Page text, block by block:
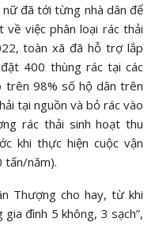
đã tới từng nhà dân để
việc phân loại rác thải
toàn xã đã hỗ trợ lắp
400 thùng rác tại các
trên 98% số hộ dân trên
tại nguồn và bỏ rác vào
rác thải sinh hoạt thu
khi thực hiện cuộc vận
tấn/năm).
Thượng cho hay, từ khi
đình 5 không, 3 sạch”,